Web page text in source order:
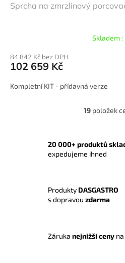
Sprcha na zmrzlinový
Skladem
84 842 Kč bez DPH
102 659 Kč
Kompletní KIT - přídavná verze
O
á
p
v
19 položek
20 000+ produktů
expedujeme ihned
Produkty DASGASTRO
s dopravou zdarma
Záruka nejnižší ceny